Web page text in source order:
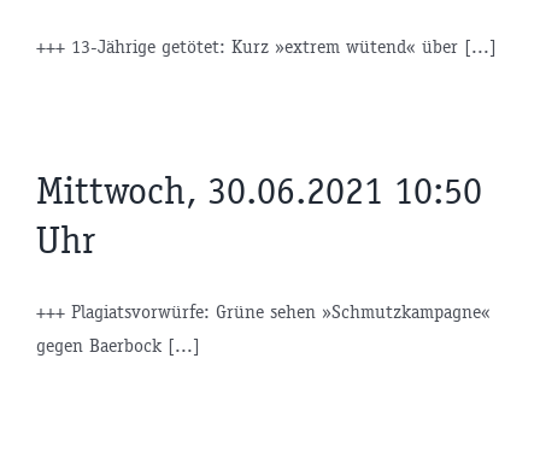
+++ 13-Jährige getötet: Kurz »extrem wütend« über [...]
Mittwoch, 30.06.2021 10:50
Uhr
+++ Plagiatsvorwürfe: Grüne sehen »Schmutzkampagne«
gegen Baerbock [...]